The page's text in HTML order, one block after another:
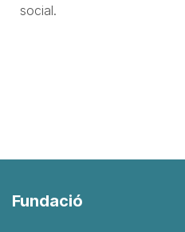
social.
Fundació